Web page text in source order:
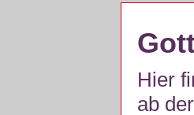
Hier
ab